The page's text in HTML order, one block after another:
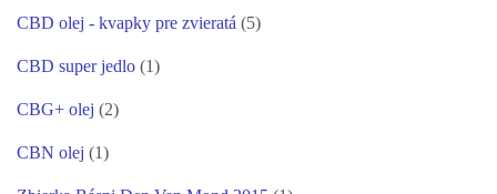
CBD olej - kvapky pre zvieratá (5)
CBD super jedlo (1)
CBG+ olej (2)
CBN olej (1)